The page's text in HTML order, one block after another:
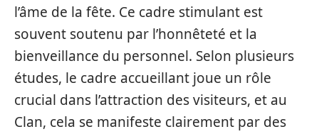
l’âme de la fête. Ce cadre stimulant est
souvent soutenu par l’honnêteté et la
bienveillance du personnel. Selon plusieurs
études, le cadre accueillant joue un rôle
crucial dans l’attraction des visiteurs, et au
Clan, cela se manifeste clairement par des